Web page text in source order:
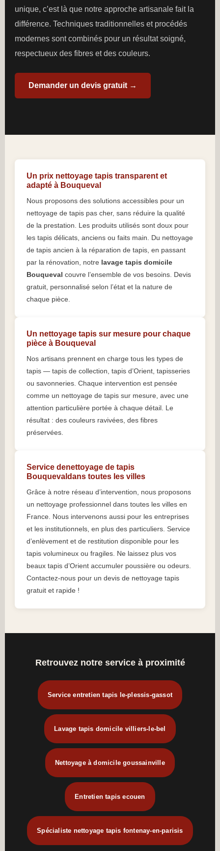
unique, c’est là que notre approche artisanale fait la
différence. Techniques traditionnelles et procédés
modernes sont combinés pour un résultat soigné,
respectueux des fibres et des couleurs.
Demander un devis gratuit →
Un prix nettoyage tapis transparent et
adapté à Bouqueval
Nous proposons des solutions accessibles pour un
nettoyage de tapis pas cher, sans réduire la qualité
de la prestation. Les produits utilisés sont doux pour
les tapis délicats, anciens ou faits main. Du nettoyage
de tapis ancien à la réparation de tapis, en passant
par la rénovation, notre lavage tapis domicile
Bouqueval couvre l’ensemble de vos besoins. Devis
gratuit, personnalisé selon l’état et la nature de
chaque pièce.
Un nettoyage tapis sur mesure pour chaque
pièce à Bouqueval
Nos artisans prennent en charge tous les types de
tapis — tapis de collection, tapis d’Orient, tapisseries
ou savonneries. Chaque intervention est pensée
comme un nettoyage de tapis sur mesure, avec une
attention particulière portée à chaque détail. Le
résultat : des couleurs ravivées, des fibres
préservées.
Service denettoyage de tapis
Bouquevaldans toutes les villes
Grâce à notre réseau d’intervention, nous proposons
un nettoyage professionnel dans toutes les villes en
France. Nous intervenons aussi pour les entreprises
et les institutionnels, en plus des particuliers. Service
d’enlèvement et de restitution disponible pour les
tapis volumineux ou fragiles. Ne laissez plus vos
beaux tapis d’Orient accumuler poussière ou odeurs.
Contactez-nous pour un devis de nettoyage tapis
gratuit et rapide !
Retrouvez notre service à proximité
Service entretien tapis le-plessis-gassot
Lavage tapis domicile villiers-le-bel
Nettoyage à domicile goussainville
Entretien tapis ecouen
Spécialiste nettoyage tapis fontenay-en-parisis